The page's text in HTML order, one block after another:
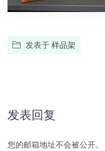
发表于样品架
发表回复
您的邮箱地址不会被公开。